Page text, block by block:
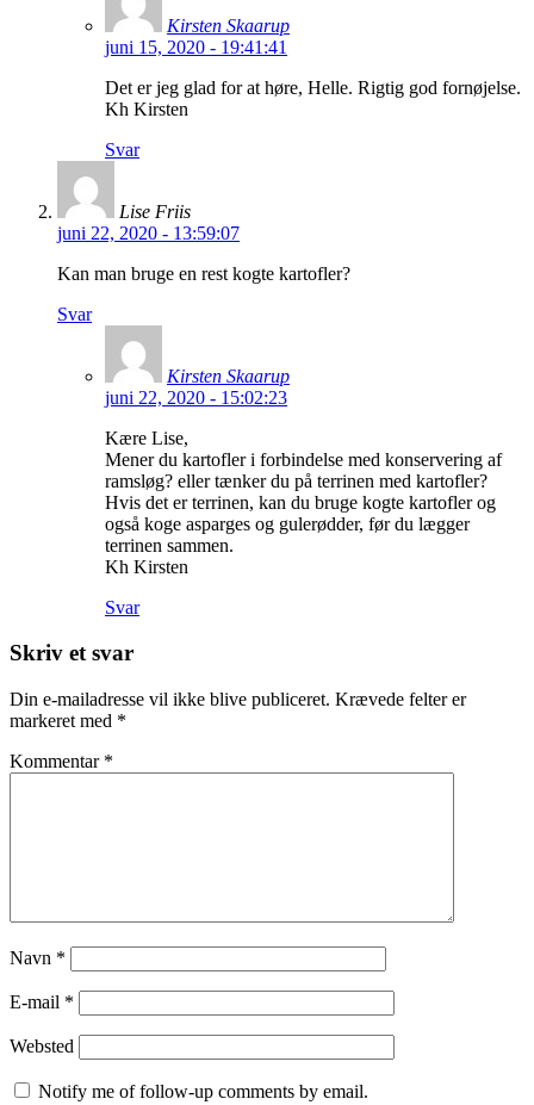
Kirsten Skaarup
juni 15, 2020 - 19:41:41
Det er jeg glad for at høre, Helle. Rigtig god fornøjelse.
Kh Kirsten
Svar
Lise Friis
juni 22, 2020 - 13:59:07
Kan man bruge en rest kogte kartofler?
Svar
Kirsten Skaarup
juni 22, 2020 - 15:02:23
Kære Lise,
Mener du kartofler i forbindelse med konservering af
ramsløg? eller tænker du på terrinen med kartofler?
Hvis det er terrinen, kan du bruge kogte kartofler og
også koge asparges og gulerødder, før du lægger
terrinen sammen.
Kh Kirsten
Svar
Skriv et svar
Din e-mailadresse vil ikke blive publiceret. Krævede felter er
markeret med *
Kommentar *
Navn *
E-mail *
Websted
Notify me of follow-up comments by email.